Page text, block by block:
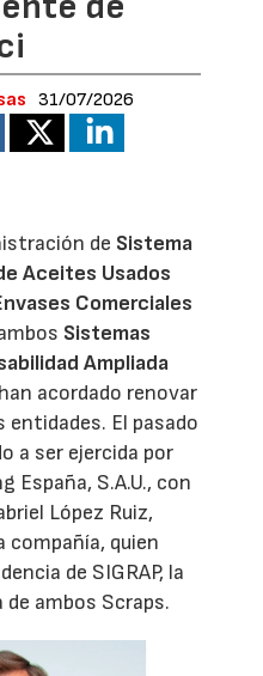
31/07/2026
de Sistema
Aceites Usados
Comerciales
Sistemas
Ampliada
acordado renovar
entidades. El pasado
a ser ejercida por
España, S.A.U., con
López Ruiz,
compañía, quien
de SIGRAP, la
ambos Scraps.